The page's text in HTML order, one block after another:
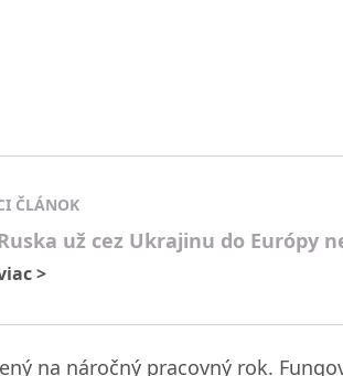
ČLÁNOK
už cez Ukrajinu do Európy
>
na náročný pracovný rok.